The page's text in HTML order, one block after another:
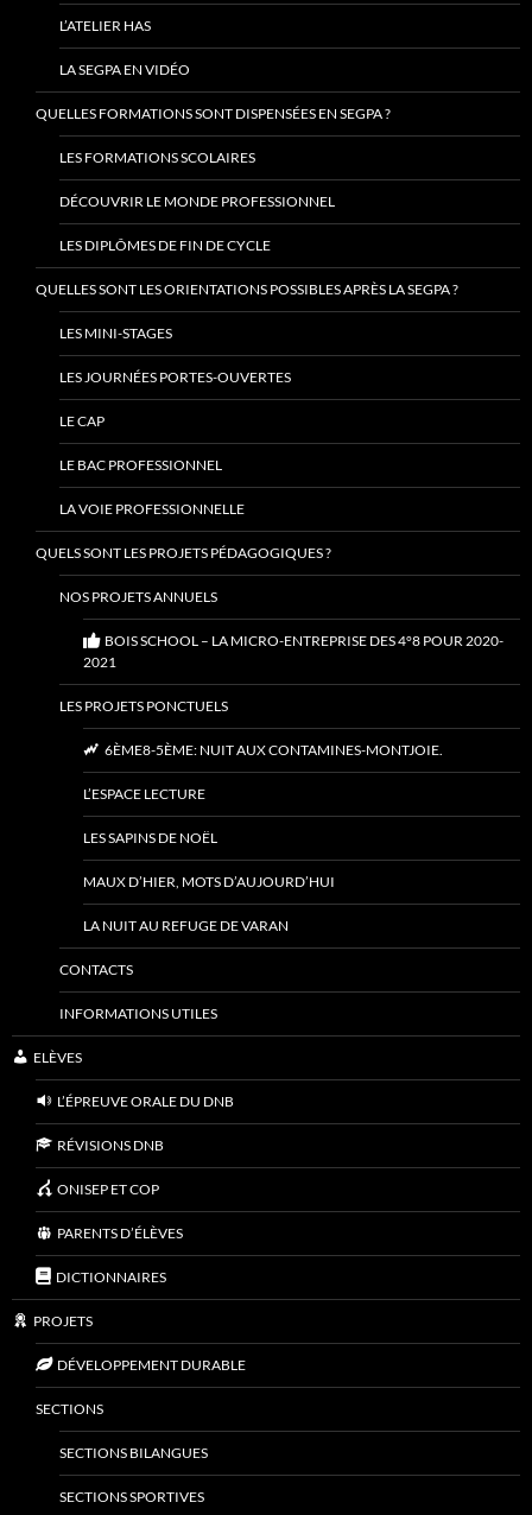
L’ATELIER HAS
LA SEGPA EN VIDÉO
QUELLES FORMATIONS SONT DISPENSÉES EN SEGPA ?
LES FORMATIONS SCOLAIRES
DÉCOUVRIR LE MONDE PROFESSIONNEL
LES DIPLÔMES DE FIN DE CYCLE
QUELLES SONT LES ORIENTATIONS POSSIBLES APRÈS LA SEGPA ?
LES MINI-STAGES
LES JOURNÉES PORTES-OUVERTES
LE CAP
LE BAC PROFESSIONNEL
LA VOIE PROFESSIONNELLE
QUELS SONT LES PROJETS PÉDAGOGIQUES ?
NOS PROJETS ANNUELS
BOIS SCHOOL – LA MICRO-ENTREPRISE DES 4°8 POUR 2020-
2021
LES PROJETS PONCTUELS
6ÈME8-5ÈME: NUIT AUX CONTAMINES-MONTJOIE.
L’ESPACE LECTURE
LES SAPINS DE NOËL
MAUX D’HIER, MOTS D’AUJOURD’HUI
LA NUIT AU REFUGE DE VARAN
CONTACTS
INFORMATIONS UTILES
ELÈVES
L’ÉPREUVE ORALE DU DNB
RÉVISIONS DNB
ONISEP ET COP
PARENTS D’ÉLÈVES
DICTIONNAIRES
PROJETS
DÉVELOPPEMENT DURABLE
SECTIONS
SECTIONS BILANGUES
SECTIONS SPORTIVES